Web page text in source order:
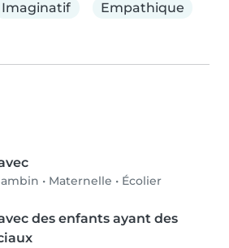
Imaginatif Empathique
• Maternelle • Écolier
des enfants ayant des